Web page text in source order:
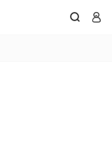
 